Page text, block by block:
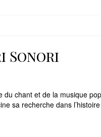
Sonori
chant et de la musique
sa recherche dans